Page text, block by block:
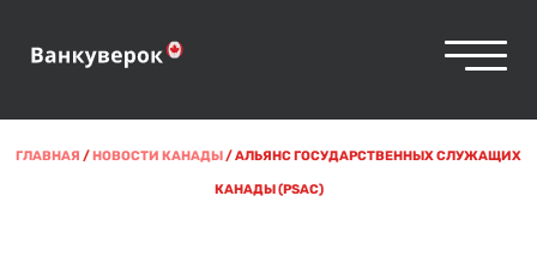
ГЛАВНАЯ /НОВОСТИ КАНАДЫ/АЛЬЯНС ГОСУДАРСТВЕННЫХ СЛУЖАЩИХ
КАНАДЫ (PSAC)